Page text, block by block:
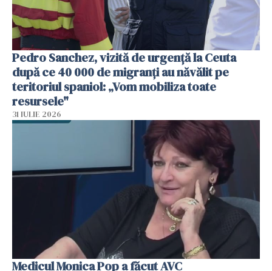
Pedro Sanchez, vizită de urgență la Ceuta
după ce 40 000 de migranți au năvălit pe
teritoriul spaniol: „Vom mobiliza toate
resursele"
31 IULIE 2026
Medicul Monica Pop a făcut AVC